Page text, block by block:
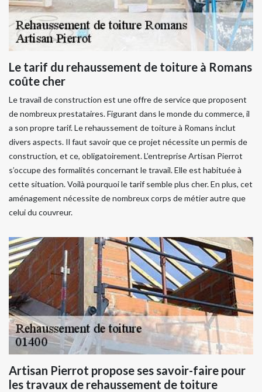
Le tarif du rehaussement de toiture à Romans
coûte cher
Le travail de construction est une offre de service que proposent
de nombreux prestataires. Figurant dans le monde du commerce, il
a son propre tarif. Le rehaussement de toiture à Romans inclut
divers aspects. Il faut savoir que ce projet nécessite un permis de
construction, et ce, obligatoirement. L’entreprise Artisan Pierrot
s’occupe des formalités concernant le travail. Elle est habituée à
cette situation. Voilà pourquoi le tarif semble plus cher. En plus, cet
aménagement nécessite de nombreux corps de métier autre que
celui du couvreur.
Artisan Pierrot propose ses savoir-faire pour
les travaux de rehaussement de toiture